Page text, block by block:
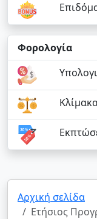
Φορολογία
Αρχική σελίδα
Ετήσιος